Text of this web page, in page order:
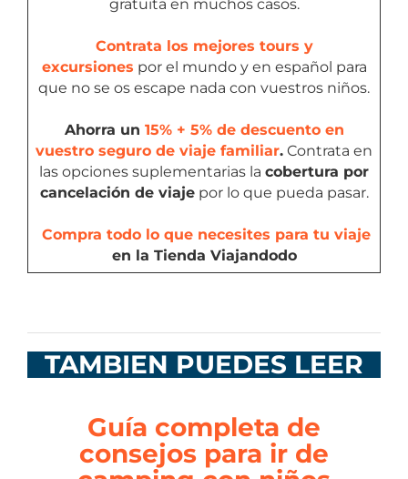
gratuita en muchos casos.
Contrata los mejores tours y
excursiones por el mundo y en español para
que no se os escape nada con vuestros niños.
Ahorra un 15% + 5% de descuento en
vuestro seguro de viaje familiar. Contrata en
las opciones suplementarias la cobertura por
cancelación de viajepor lo que pueda pasar.
Compra todo lo que necesites para tu viaje
en la Tienda Viajandodo
TAMBIEN PUEDES LEER
Guía completa de
consejos para ir de